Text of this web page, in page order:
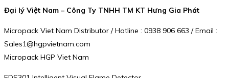
Đại lý Việt Nam – Công Ty TNHH TM KT Hưng Gia Phát
Micropack Viet Nam Distributor / Hotline : 0938 906 663 / Email :
Sales1@hgpvietnam.com
Micropack HGP Viet Nam